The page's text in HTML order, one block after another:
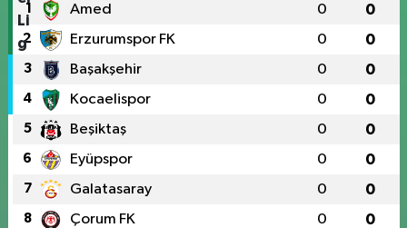
1 Amed 0 0
2 Erzurumspor FK 0 0
3 Başakşehir 0 0
4 Kocaelispor 0 0
5 Beşiktaş 0 0
6 Eyüpspor 0 0
7 Galatasaray 0 0
8 Çorum FK 0 0